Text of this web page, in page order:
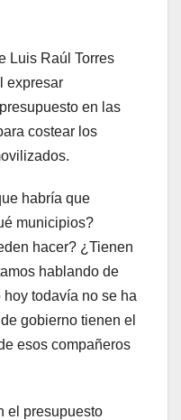
Luis Raúl Torres
expresar
en las
costear los
habría que
municipios?
hacer? ¿Tienen
hablando de
todavía no se ha
gobierno tienen el
esos compañeros
el presupuesto